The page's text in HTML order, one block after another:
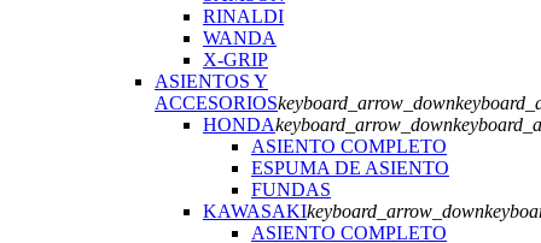
RINALDI
WANDA
X-GRIP
ASIENTOS Y
ACCESORIOSkeyboard_arrow_down
HONDAkeyboard_arrow_down
ASIENTO COMPLETO
ESPUMA DE ASIENTO
FUNDAS
KAWASAKIkeyboard_arrow_down
ASIENTO COMPLETO